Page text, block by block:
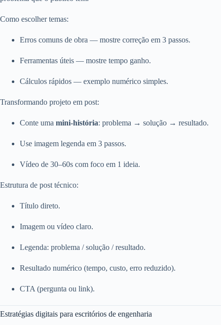
Como escolher temas:
Erros comuns de obra — mostre correção em 3 passos.
Ferramentas úteis — mostre tempo ganho.
Cálculos rápidos — exemplo numérico simples.
Transformando projeto em post:
Conte uma mini‑história: problema → solução → resultado.
Use imagem legenda em 3 passos.
Vídeo de 30–60s com foco em 1 ideia.
Estrutura de post técnico:
Título direto.
Imagem ou vídeo claro.
Legenda: problema / solução / resultado.
Resultado numérico (tempo, custo, erro reduzido).
CTA (pergunta ou link).
Estratégias digitais para escritórios de engenharia